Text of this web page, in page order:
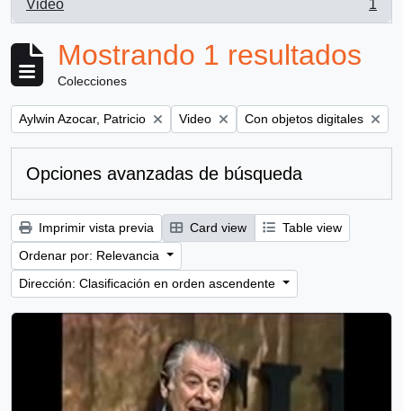
Video
, 1 resultados
1
Mostrando 1 resultados
Colecciones
Remove filter:
Aylwin Azocar, Patricio Remove filter:
Video Remove filter:
Con objetos digitales
Opciones avanzadas de búsqueda
Imprimir vista previa Card view
Table view
Ordenar por: Relevancia
Dirección: Clasificación en orden ascendente